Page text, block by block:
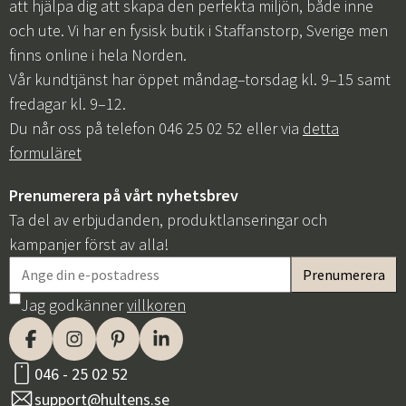
Sverige
Norge
att hjälpa dig att skapa den perfekta miljön, både inne
och ute. Vi har en fysisk butik i Staffanstorp, Sverige men
finns online i hela Norden.
Vår kundtjänst har öppet måndag–torsdag kl. 9–15 samt
fredagar kl. 9–12.
Du når oss på telefon 046 25 02 52 eller via detta
formuläret
Prenumerera på vårt nyhetsbrev
Ta del av erbjudanden, produktlanseringar och
kampanjer först av alla!
Jag godkännervillkoren
046 - 25 02 52
support@hultens.se